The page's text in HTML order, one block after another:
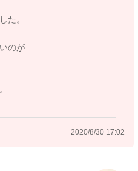
適切な回答ができていないか
すように、お大事になさって
2020/8/30 15:28
た。
のが
2020/8/30 17:02